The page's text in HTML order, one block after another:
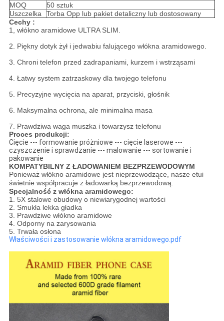
MOQ
50 sztuk
Uszczelka
Torba Opp lub pakiet detaliczny lub dostosowany
Cechy :
1, włókno aramidowe ULTRA SLIM.
2. Piękny dotyk żył i jedwabiu falującego włókna aramidowego.
3. Chroni telefon przed zadrapaniami, kurzem i wstrząsami
4. Łatwy system zatrzaskowy dla twojego telefonu
5. Precyzyjne wycięcia na aparat, przyciski, głośnik
6. Maksymalna ochrona, ale minimalna masa
7. Prawdziwa waga muszka i towarzysz telefonu
Proces produkcji:
Cięcie --- formowanie próżniowe --- cięcie laserowe ---
czyszczenie i sprawdzanie --- malowanie --- sortowanie i
pakowanie
KOMPATYBILNY Z ŁADOWANIEM BEZPRZEWODOWYM
Ponieważ włókno aramidowe jest nieprzewodzące, nasze etui
świetnie współpracuje z ładowarką bezprzewodową.
Specjalność z włókna aramidowego:
1. 5X stalowe obudowy o niewiarygodnej wartości
2. Smukła lekka gładka
3. Prawdziwe włókno aramidowe
4. Odporny na zarysowania
5. Trwała osłona
Właściwości i zastosowanie włókna aramidowego.pdf